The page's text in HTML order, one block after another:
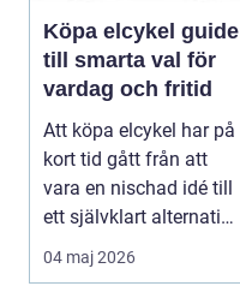
Köpa elcykel guide
till smarta val för
vardag och fritid
Att köpa elcykel har på
kort tid gått från att
vara en nischad idé till
ett självklart alternativ
04 maj 2026